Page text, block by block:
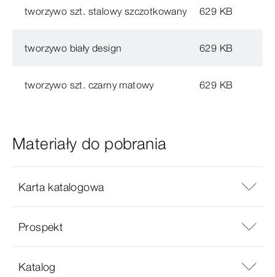
tworzywo szt. stalowy szczotkowany 629 KB
tworzywo biały design 629 KB
tworzywo szt. czarny matowy 629 KB
Materiały do pobrania
Karta katalogowa
Prospekt
Katalog